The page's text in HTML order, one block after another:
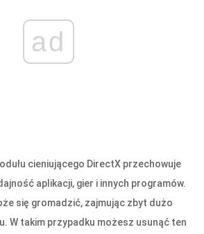
ad
cieniującego DirectX przechowuje
aplikacji, gier i innych programów.
się gromadzić, zajmując zbyt dużo
W takim przypadku możesz usunąć ten